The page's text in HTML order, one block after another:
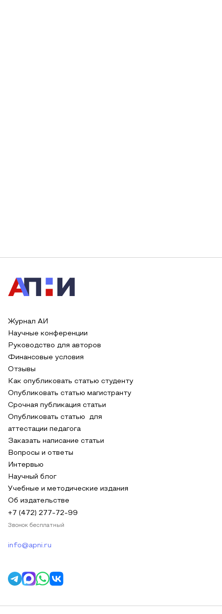
Журнал АИ
Научные конференции
Руководство для авторов
Финансовые условия
Отзывы
Как опубликовать статью студенту
Опубликовать статью магистранту
Срочная публикация статьи
Опубликовать статью для
аттестации педагога
Заказать написание статьи
Вопросы и ответы
Интервью
Научный блог
Учебные и методические издания
Об издательстве
+7 (472) 277-72-99
Звонок бесплатный
info@apni.ru